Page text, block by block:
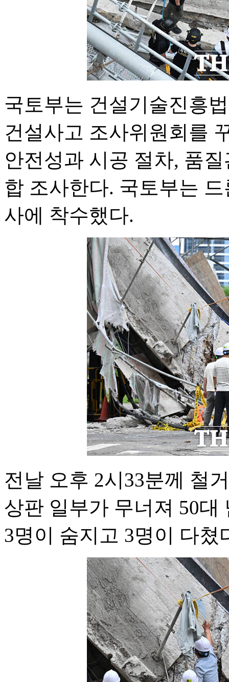
국토부는 건설기술진흥
건설사고 조사위원회를
안전성과 시공 절차, 품
합 조사한다. 국토부는
사에 착수했다.
전날 오후 2시33분께 철
상판 일부가 무너져 50대
3명이 숨지고 3명이 다쳤